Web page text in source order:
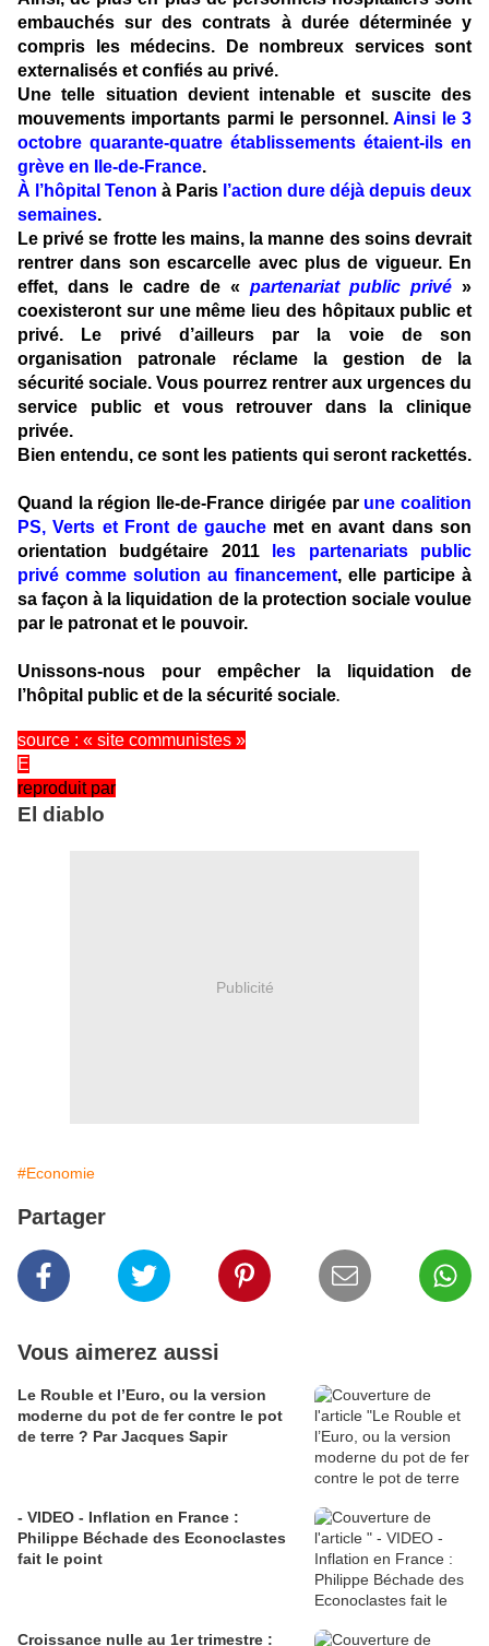
embauchés sur des contrats à durée déterminée y
compris les médecins. De nombreux services sont
externalisés et confiés au privé.
Une telle situation devient intenable et suscite des
mouvements importants parmi le personnel.Ainsi le 3
octobre quarante-quatre établissements étaient-ils en
grève en Ile-de-France.
À l’hôpital Tenon à Paris l’action dure déjà depuis deux
semaines.
Le privé se frotte les mains, la manne des soins devrait
rentrer dans son escarcelle avec plus de vigueur. En
effet, dans le cadre de « partenariat public privé »
coexisteront sur une même lieu des hôpitaux public et
privé. Le privé d’ailleurs par la voie de son
organisation patronale réclame la gestion de la
sécurité sociale. Vous pourrez rentrer aux urgences du
service public et vous retrouver dans la clinique
privée.
Bien entendu, ce sont les patients qui seront rackettés.
Quand la région Ile-de-France dirigée par une coalition
PS, Verts et Front de gauche met en avant dans son
orientation budgétaire 2011
les partenariats public
privé comme solution au financement, elle participe à
sa façon à la liquidation de la protection sociale voulue
par le patronat et le pouvoir.
Unissons-nous pour empêcher la liquidation de
l’hôpital public et de la sécurité sociale.
source : « site communistes »
E
reproduit par
El diablo
Publicité
#Economie
Partager
Vous aimerez aussi
Le Rouble et l’Euro, ou la version
moderne du pot de fer contre le pot
de terre ? Par Jacques Sapir
- VIDEO - Inflation en France :
Philippe Béchade des Econoclastes
fait le point
Croissance nulle au 1er trimestre :